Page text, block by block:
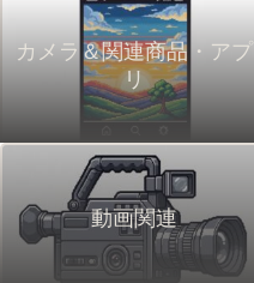
カメラ＆関連商品・アプ
リ
動画関連